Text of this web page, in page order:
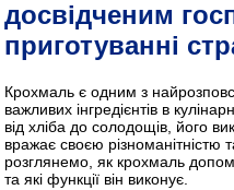
досвідченим
приготуванні
Крохмаль є одним з
важливих інгредієнтів в
від хліба до солодощів, його
вражає своєю різноманітністю
розглянемо, як крохмаль
та які функції він виконує.